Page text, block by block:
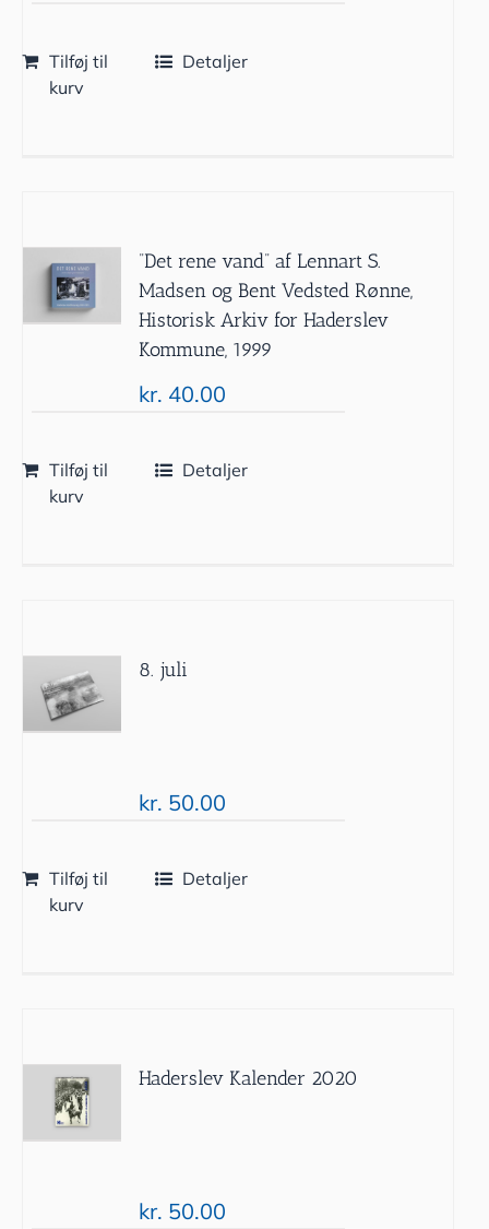
Tilføj til
kurv
Detaljer
”Det rene vand” af Lennart S.
Madsen og Bent Vedsted Rønne,
Historisk Arkiv for Haderslev
Kommune, 1999
kr. 40.00
Tilføj til
kurv
Detaljer
8. juli
kr. 50.00
Tilføj til
kurv
Detaljer
Haderslev Kalender 2020
kr. 50.00